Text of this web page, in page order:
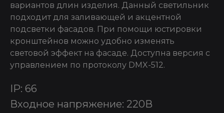
вариантов длин изделия. Данный светильник
подходит для заливающей и акцентной
подсветки фасадов. При помощи юстировки
кронштейнов можно удобно изменять
световой эффект на фасаде. Доступна версия с
управлением по протоколу DMX-512.
IP: 66
Входное напряжение: 220В